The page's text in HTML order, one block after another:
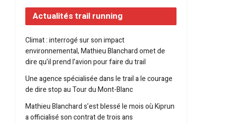
Actualités trail running
Climat : interrogé sur son impact
environnemental, Mathieu Blanchard omet de
dire qu’il prend l’avion pour faire du trail
Une agence spécialisée dans le trail a le courage
de dire stop au Tour du Mont-Blanc
Mathieu Blanchard s’est blessé le mois où Kiprun
a officialisé son contrat de trois ans